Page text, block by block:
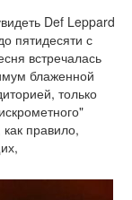
Def Leppard
пятидесяти с
встречалась
блаженной
только
правило,